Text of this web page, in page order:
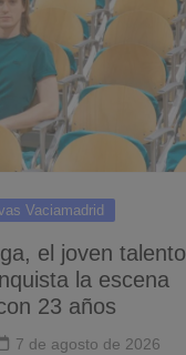
Vaciamadrid
el joven talento
la escena
23 años
7 de agosto de 2026